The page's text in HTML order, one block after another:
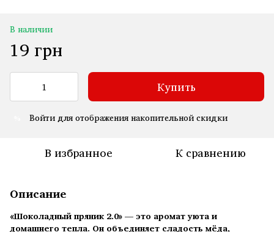
В наличии
19 грн
Купить
Войтидля отображения накопительной скидки
В избранное К сравнению
Описание
«Шоколадный пряник 2.0»— это аромат уюта и
домашнего тепла. Он объединяет сладость мёда,